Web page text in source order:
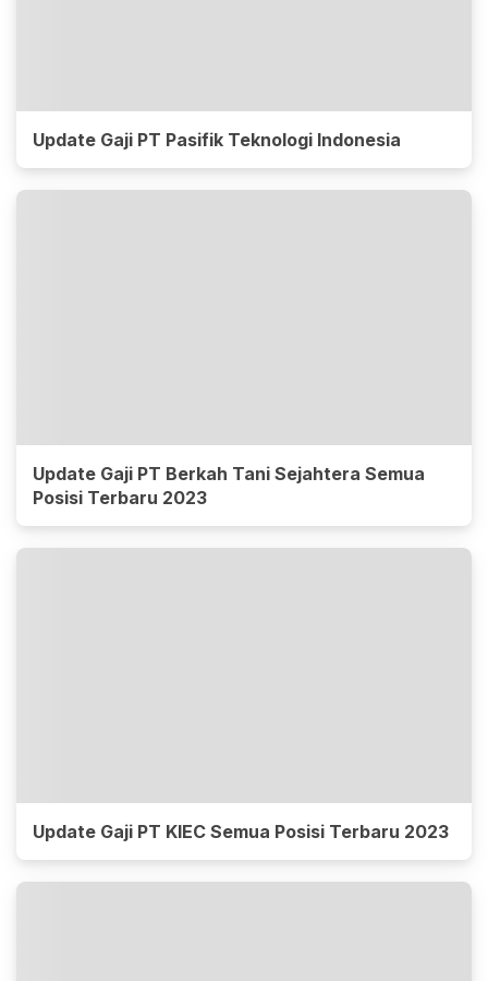
Update Gaji PT Pasifik Teknologi Indonesia
Update Gaji PT Berkah Tani Sejahtera Semua
Posisi Terbaru 2023
Update Gaji PT KIEC Semua Posisi Terbaru 2023